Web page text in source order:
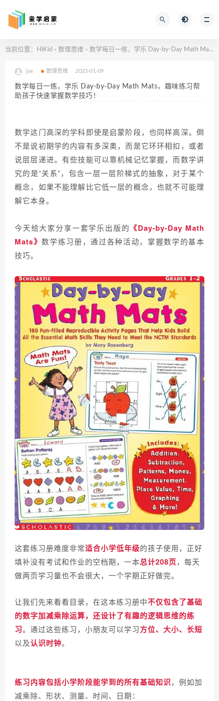
当前位置： HiKid > 数理思维 > 数学每日一练，学乐 Day-by-Day Math Mats，趣味练习帮助孩子快速掌握数学技巧！
joe 数理思维 2023-01-09
数学每日一练，学乐 Day-by-Day Math Mats，趣味练习帮
助孩子快速掌握数学技巧！
数学这门高深的学科即使是启蒙阶段，也同样高深。倒
不是说初期学的内容有多深奥，而是它环环相扣，或者
说层层递进。有些技能可以靠机械记忆掌握，而数学讲
究的是“关系”，包含一层一层阶梯式的抽象，对于某个
概念，如果不能理解比它低一层的概念，也就不可能理
解它本身。
今天给大家分享一套学乐出版的 《Day-by-Day Math
Mats》数学练习册，通过各种活动，掌握数学的基本
技巧。
这套练习册难度非常适合小学低年级的孩子使用，正好
填补没有考试和作业的空档期，一本总计208页，每天
做两页学习量也不会很大，一个学期正好做完。
让我们先来看看目录，在这本练习册中不仅包含了基础
的数字加减乘除运算，还设计了有趣的逻辑思维的练
习。通过这些练习，小朋友可以学习方位、大小、长短
以及认识时钟。
练习内容包括小学阶段能学到的所有基础知识，例如加
减乘除、形状、测量、时间、日期：